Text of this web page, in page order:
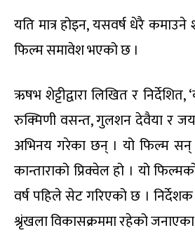
यति मात्र होइन, यसवर्ष धेरै कमाउने
फिल्म समावेश भएको छ ।
ऋषभ शेट्टीद्वारा लिखित र निर्देशित,
रुक्मिणी वसन्त, गुलशन देवैया र
अभिनय गरेका छन् । यो फिल्म
कान्ताराको प्रिक्वेल हो । यो
वर्ष पहिले सेट गरिएको छ ।
श्रृंखला विकासक्रममा रहेको